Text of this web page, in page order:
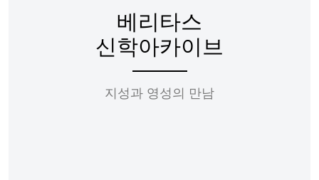
베리타스
신학아카이브
지성과 영성의 만남